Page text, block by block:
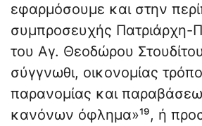
εφαρμόσουμε και στην
συμπροσευχής Πατριάρχη-
του Αγ. Θεοδώρου
σύγγνωθι, οικονομίας
παρανομίας και
κανόνων όφλημα»¹⁹, ή